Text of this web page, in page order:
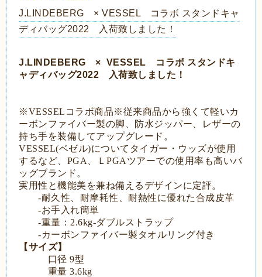
J.LINDEBERG × VESSEL コラボ スタンドキャ
ディバッグ2022 入荷致しました！
J.LINDEBERG × VESSEL コラボ スタンドキ
ャディバッグ2022 入荷致しました！
※VESSELコラボ商品※従来商品から強くて軽いカ
ーボンファイバー製の脚、防水ジッパー、レザーの
持ち手を装備してアップグレード。
VESSEL(ベゼル)についてタイガー・ウッズが使用
するなど、PGA、ＬPGAツアーでの使用率も高いバ
ッグブランド。
実用性と機能美を兼ね備えるデザインに定評。
-耐久性、耐摩耗性、耐熱性に優れた合成皮革
-お手入れ簡単
-重量：2.6kg-ダブルストラップ
-カーボンファイバー製タオルリング付き
【サイズ】
口径 9型
重量 3.6kg